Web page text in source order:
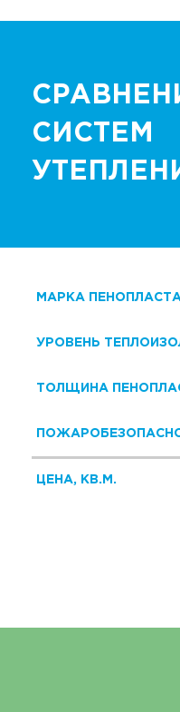
СИСТЕМ
МАРКА
УРОВЕНЬ
ТОЛЩИНА
ЦЕНА, КВ.М.